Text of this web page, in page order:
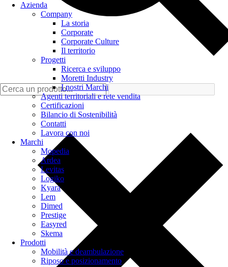
Azienda
Company
La storia
Corporate
Corporate Culture
Il territorio
Progetti
Ricerca e sviluppo
Moretti Industry
I nostri Marchi
Agenti territoriali e rete vendita
Certificazioni
Bilancio di Sostenibilità
Contatti
Lavora con noi
Marchi
Mopedia
Ardea
Levitas
Logiko
Kyara
Lem
Dimed
Prestige
Easyred
Skema
Prodotti
Mobilità e deambulazione
Riposo e posizionamento